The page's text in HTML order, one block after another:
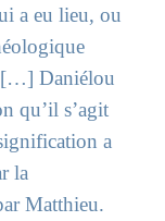
a eu lieu, ou
[…] Daniélou
qu’il s’agit
a
la
Matthieu.